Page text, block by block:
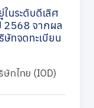
นระดับดีเลิศ
2568 จากผล
ทจดทะเบียน
ษัทไทย (IOD)